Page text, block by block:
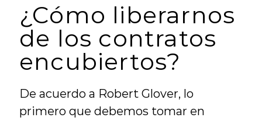
¿Cómo liberarnos
de los contratos
encubiertos?
De acuerdo a Robert Glover, lo
primero que debemos tomar en